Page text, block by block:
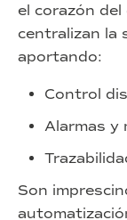
el corazón
centralizan la
aportando:
Control
Alarmas y
Son